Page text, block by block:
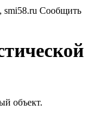
smi58.ru Сообщить
объект.